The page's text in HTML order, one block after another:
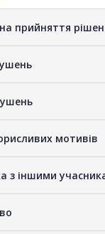
прийняття
мотивів
з іншими